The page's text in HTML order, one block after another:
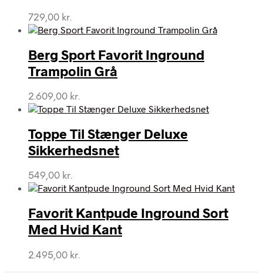
729,00 kr.
Berg Sport Favorit Inground
Trampolin Grå
2.609,00 kr.
Toppe Til Stænger Deluxe
Sikkerhedsnet
549,00 kr.
Favorit Kantpude Inground Sort
Med Hvid Kant
2.495,00 kr.